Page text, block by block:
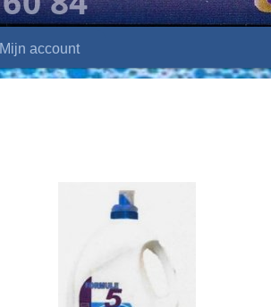
Mijn account